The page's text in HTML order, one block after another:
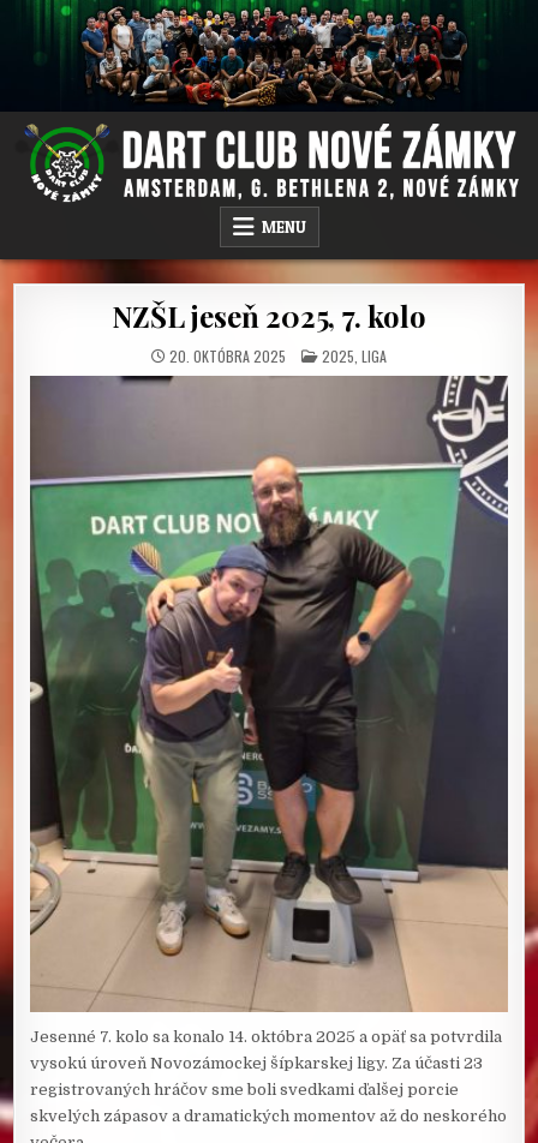
AMSTERDAM PUB, G.BETHLENA 2, NOVÉ ZÁMKY
MENU
NZŠL jeseň 2025, 7. kolo
20. OKTÓBRA 2025 POSTED
IN
2025 LIGA
Jesenné 7. kolo sa konalo 14. októbra 2025 a opäť sa potvrdila
vysokú úroveň Novozámockej šípkarskej ligy. Za účasti 23
registrovaných hráčov sme boli svedkami ďalšej porcie
skvelých zápasov a dramatických momentov až do neskorého